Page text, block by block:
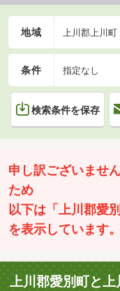
地域 上川郡上川町
条件 指定なし
検索条件を保存
申し訳ございませ
ため
以下は「上川郡愛
を表示しています。
上川郡愛別町と